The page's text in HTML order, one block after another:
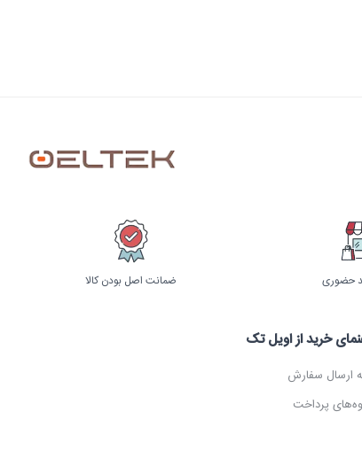
حضوری ضمانت اصل بودن کالا
خرید از اویل تک
ارسال سفارش
پرداخت